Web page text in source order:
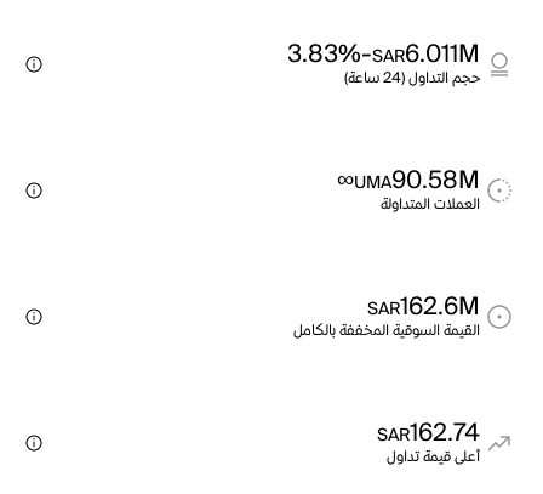
6.011M
SAR
-3.83%
حجم التداول (24 ساعة)
90.58M
UMA
∞
العملات المتداولة
162.6M
SAR
القيمة السوقية المخففة بالكامل
162.74
SAR
أعلى قيمة تداول